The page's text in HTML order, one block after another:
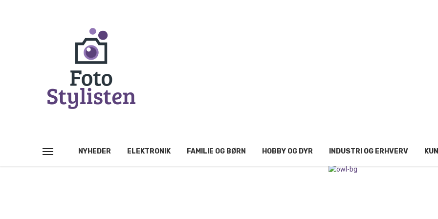
NYHEDER ELEKTRONIK FAMILIE OG BØRN HOBBY OG DYR INDUSTRI OG ERHVERV